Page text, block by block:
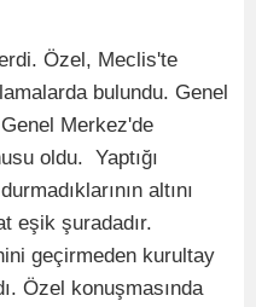
Özel, Meclis'te
bulundu. Genel
Merkez'de
oldu. Yaptığı
altını
eşik şuradadır.
geçirmeden kurultay
Özel konuşmasında